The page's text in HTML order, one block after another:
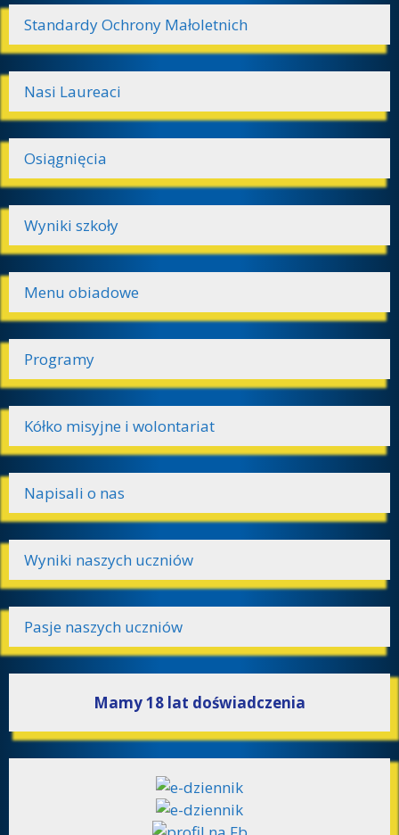
Standardy Ochrony Małoletnich
Nasi Laureaci
Osiągnięcia
Wyniki szkoły
Menu obiadowe
Programy
Kółko misyjne i wolontariat
Napisali o nas
Wyniki naszych uczniów
Pasje naszych uczniów
Mamy 18 lat doświadczenia